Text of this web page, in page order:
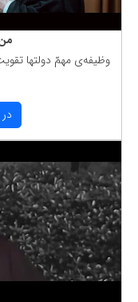
وظیفه‌ی مهمّ دولتها